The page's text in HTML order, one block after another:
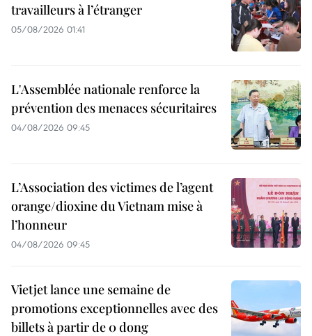
travailleurs à l’étranger
05/08/2026 01:41
L'Assemblée nationale renforce la
prévention des menaces sécuritaires
04/08/2026 09:45
L’Association des victimes de l’agent
orange/dioxine du Vietnam mise à
l’honneur
04/08/2026 09:45
Vietjet lance une semaine de
promotions exceptionnelles avec des
billets à partir de 0 dong